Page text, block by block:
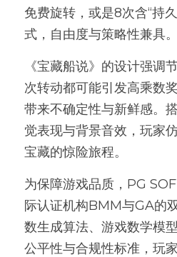
免费旋转，或是8次含“持
式，自由度与策略性兼具。
《宝藏船说》的设计强调
次转动都可能引发高乘数
带来不确定性与新鲜感。
觉表现与背景音效，玩家
宝藏的惊险旅程。
为保障游戏品质，PG
际认证机构BMM与GA的
数生成算法、游戏数学模
公平性与合规性标准，玩